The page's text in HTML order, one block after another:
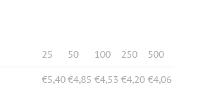
25 50 100 250 500
€5,40€4,85 €4,53 €4,20 €4,06